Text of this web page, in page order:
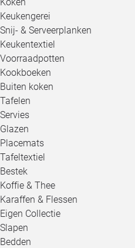
Keukengerei
Snij- & Serveerplanken
Keukentextiel
Voorraadpotten
Kookboeken
Buiten koken
Tafelen
Servies
Glazen
Placemats
Tafeltextiel
Bestek
Koffie & Thee
Karaffen & Flessen
Eigen Collectie
Slapen
Bedden